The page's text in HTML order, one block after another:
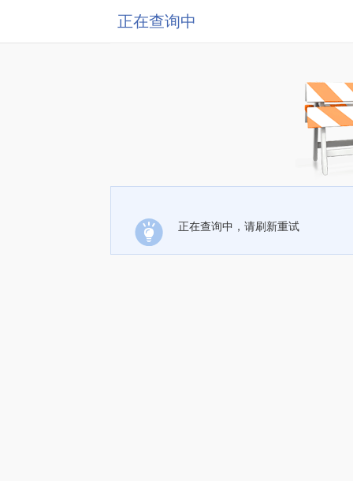
正在查询中
正在查询中，请刷新重试